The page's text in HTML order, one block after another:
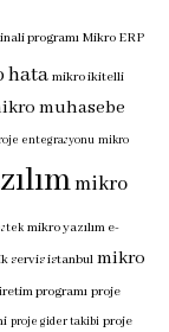
programı Mikro ERP
hata mikro ikitelli
muhasebe
entegrasyonu mikro
mikro
mikro yazılım e-
servis istanbul mikro
programı proje
proje gider takibi proje